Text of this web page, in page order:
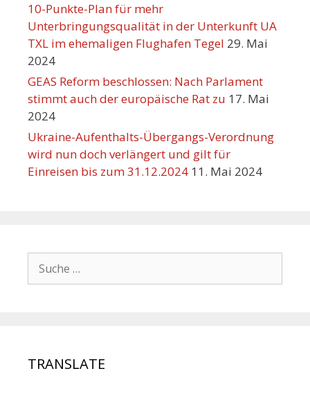
10-Punkte-Plan für mehr
Unterbringungsqualität in der Unterkunft UA
TXL im ehemaligen Flughafen Tegel 29. Mai
2024
GEAS Reform beschlossen: Nach Parlament
stimmt auch der europäische Rat zu 17. Mai
2024
Ukraine-Aufenthalts-Übergangs-Verordnung
wird nun doch verlängert und gilt für
Einreisen bis zum 31.12.2024 11. Mai 2024
TRANSLATE